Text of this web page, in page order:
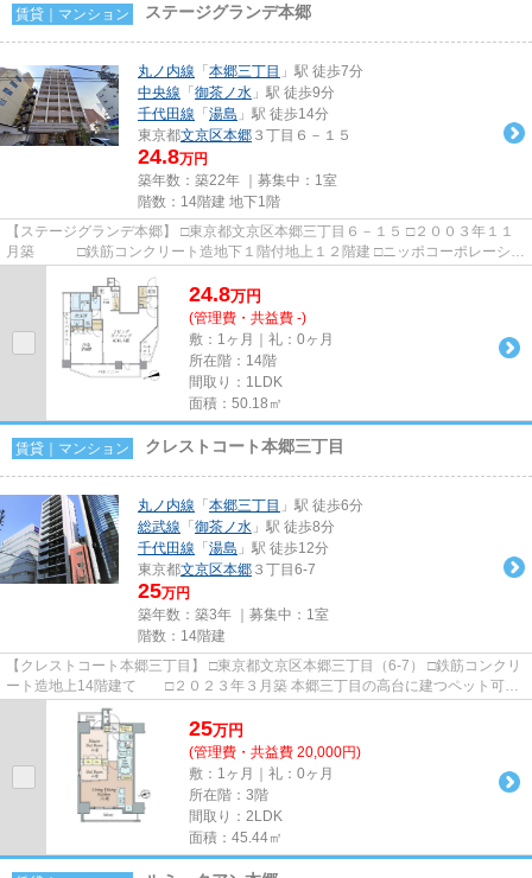
賃貸｜マンション ステージグランデ本郷
丸ノ内線 「 本郷三丁目 」駅 徒歩7分
中央線 「 御茶ノ水 」駅 徒歩9分
千代田線 「 湯島 」駅 徒歩14分
東京都文京区本郷 ３丁目６－１５
24.8万円
築年数：築22年 ｜募集中： 1室
階数：14階建 地下1階
【ステージグランデ本郷】 □東京都文京区本郷三丁目６－１５ □２００３年１１
月築 □鉄筋コンクリート造地下１階付地上１２階建 □ニッポコーポレーショ
24.8万円
(管理費・共益費 -)
敷：1ヶ月｜礼：0ヶ月
所在階：14階
間取り：1LDK
面積：50.18㎡
賃貸｜マンション クレストコート本郷三丁目
丸ノ内線 「 本郷三丁目 」駅 徒歩6分
総武線 「 御茶ノ水 」駅 徒歩8分
千代田線 「 湯島 」駅 徒歩12分
東京都文京区本郷 ３丁目6-7
25万円
築年数：築3年 ｜募集中： 1室
階数：14階建
【クレストコート本郷三丁目】 □東京都文京区本郷三丁目（6-7） □鉄筋コンクリ
ート造地上14階建て □２０２３年３月築 本郷三丁目の高台に建つペット可高
級賃貸マンションのご紹...
25万円
(管理費・共益費 20,000円)
敷：1ヶ月｜礼：0ヶ月
所在階：3階
間取り：2LDK
面積：45.44㎡